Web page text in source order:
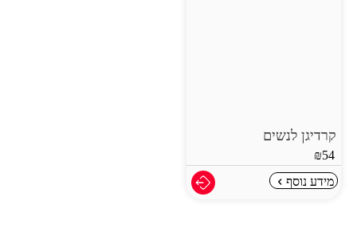
קרדיגן לנשים
₪54
מידע נוסף